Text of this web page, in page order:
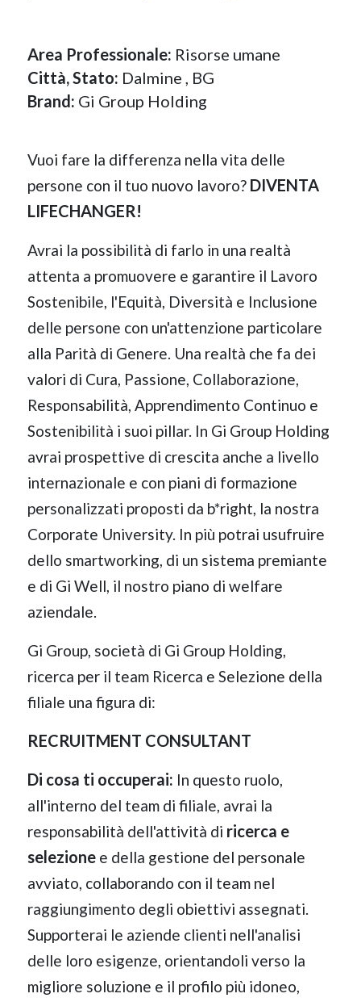
Area Professionale: Risorse umane
Città, Stato: Dalmine , BG
Brand: Gi Group Holding
Vuoi fare la differenza nella vita delle
persone con il tuo nuovo lavoro? DIVENTA
LIFECHANGER!
Avrai la possibilità di farlo in una realtà
attenta a promuovere e garantire il Lavoro
Sostenibile, l'Equità, Diversità e Inclusione
delle persone con un'attenzione particolare
alla Parità di Genere. Una realtà che fa dei
valori di Cura, Passione, Collaborazione,
Responsabilità, Apprendimento Continuo e
Sostenibilità i suoi pillar. In Gi Group Holding
avrai prospettive di crescita anche a livello
internazionale e con piani di formazione
personalizzati proposti da b*right, la nostra
Corporate University. In più potrai usufruire
dello smartworking, di un sistema premiante
e di Gi Well, il nostro piano di welfare
aziendale.
Gi Group, società di Gi Group Holding,
ricerca per il team Ricerca e Selezione della
filiale una figura di:
RECRUITMENT CONSULTANT
Di cosa ti occuperai: In questo ruolo,
all'interno del team di filiale, avrai la
responsabilità dell'attività di ricerca e
selezionee della gestione del personale
avviato, collaborando con il team nel
raggiungimento degli obiettivi assegnati.
Supporterai le aziende clienti nell'analisi
delle loro esigenze, orientandoli verso la
migliore soluzione e il profilo più idoneo,